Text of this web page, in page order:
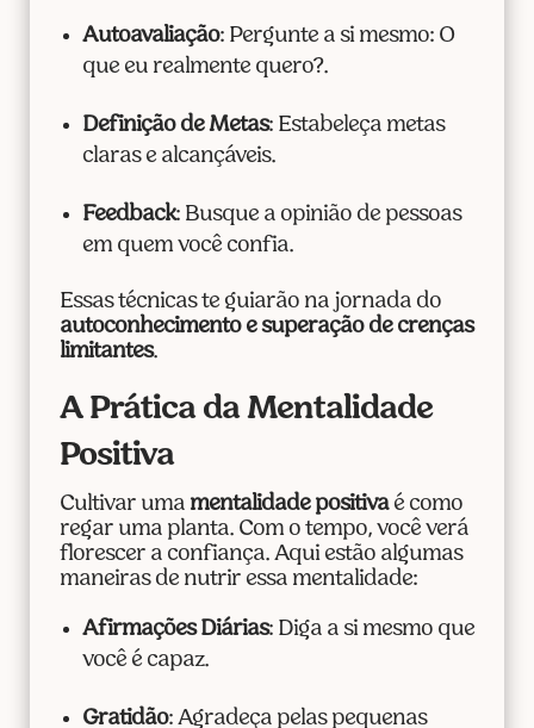
Autoavaliação: Pergunte a si mesmo: O
que eu realmente quero?.
Definição de Metas: Estabeleça metas
claras e alcançáveis.
Feedback: Busque a opinião de pessoas
em quem você confia.
Essas técnicas te guiarão na jornada do
autoconhecimento e superação de crenças
limitantes.
A Prática da Mentalidade
Positiva
Cultivar uma mentalidade positivaé como
regar uma planta. Com o tempo, você verá
florescer a confiança. Aqui estão algumas
maneiras de nutrir essa mentalidade:
Afirmações Diárias: Diga a si mesmo que
você é capaz.
Gratidão: Agradeça pelas pequenas